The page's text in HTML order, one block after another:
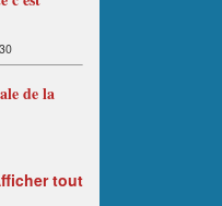
de la
tout